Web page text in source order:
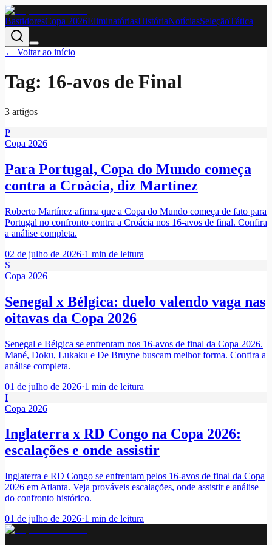
BastidoresCopa 2026EliminatóriasHistóriaNotíciasSeleçãoTática
← Voltar ao início
Tag: 16-avos de Final
3 artigos
P
Copa 2026
Para Portugal, Copa do Mundo começa
contra a Croácia, diz Martínez
Roberto Martínez afirma que a Copa do Mundo começa de fato para
Portugal no confronto contra a Croácia nos 16-avos de final. Confira
a análise completa.
02 de julho de 2026·1 min de leitura
S
Copa 2026
Senegal x Bélgica: duelo valendo vaga nas
oitavas da Copa 2026
Senegal e Bélgica se enfrentam nos 16-avos de final da Copa 2026.
Mané, Doku, Lukaku e De Bruyne buscam melhor forma. Confira a
análise completa.
01 de julho de 2026·1 min de leitura
I
Copa 2026
Inglaterra x RD Congo na Copa 2026:
escalações e onde assistir
Inglaterra e RD Congo se enfrentam pelos 16-avos de final da Copa
2026 em Atlanta. Veja prováveis escalações, onde assistir e análise
do confronto histórico.
01 de julho de 2026·1 min de leitura